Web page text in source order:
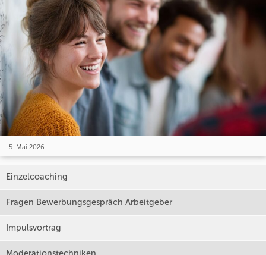
5. Mai 2026
Einzelcoaching
Fragen Bewerbungsgespräch Arbeitgeber
Impulsvortrag